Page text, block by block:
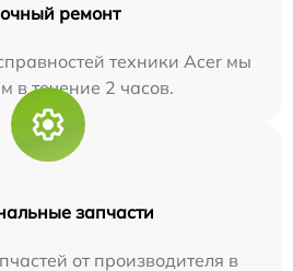
ремонт
техники Acer мы
в течение 2 часов.
запчасти
от производителя в